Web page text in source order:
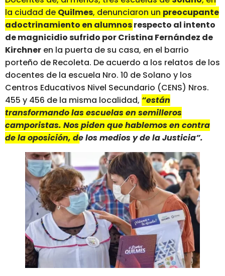
la ciudad de Quilmes, denunciaron un preocupante
adoctrinamiento en alumnos respecto al intento
de magnicidiosufrido por Cristina Fernández de
Kirchner en la puerta de su casa, en el barrio
porteño de Recoleta. De acuerdo a los relatos de los
docentes de la escuela Nro. 10 de Solano y los
Centros Educativos Nivel Secundario (CENS) Nros.
455 y 456 de la misma localidad, “están
transformando las escuelas en semilleros
camporistas. Nos piden que hablemos en contra
de la oposición, de los medios y de la Justicia”.